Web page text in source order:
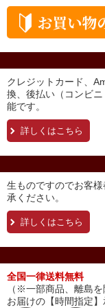
クレジットカード、
換、後払い（コンビ
能です。
詳しくはこちら
生ものですのでお客
承ください。
詳しくはこちら
全国一律送料無料
（※一部商品、離島を
お届けの【時間指定】